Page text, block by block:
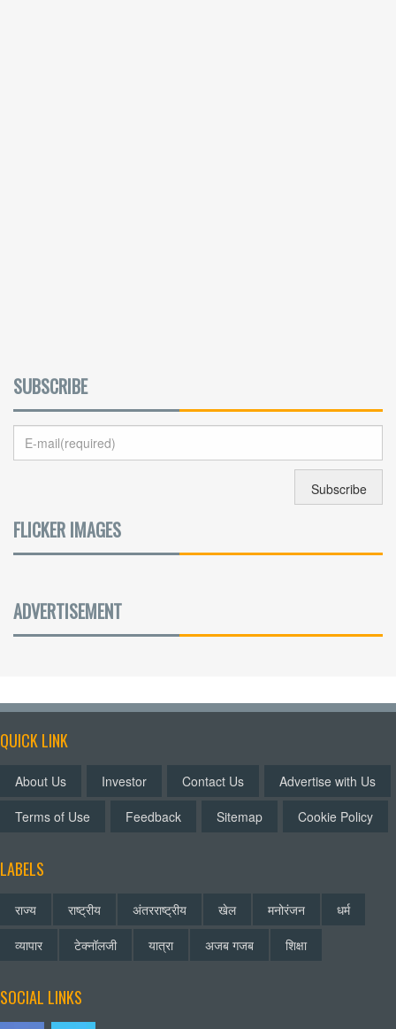
SUBSCRIBE
FLICKER IMAGES
ADVERTISEMENT
QUICK LINK
About Us Investor Contact Us
Advertise with Us
Terms of Use
Feedback Sitemap Cookie Policy
LABELS
राज्य राष्ट्रीय अंतरराष्ट्रीय खेल मनोरंजन
धर्म
व्यापार
टेक्नॉलजी यात्रा अजब गजब शिक्षा
SOCIAL LINKS